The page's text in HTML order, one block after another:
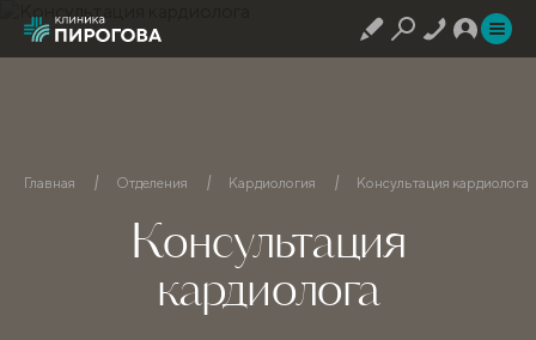
Главная Отделения Кардиология Консультация кардиолога
Консультация
кардиолога